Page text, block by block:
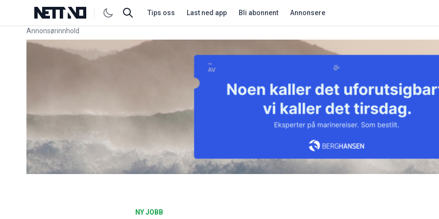
Tips oss Last ned app Bli abonnent Annonsere
Annonsørinnhold
Link for annonse
NY JOBB